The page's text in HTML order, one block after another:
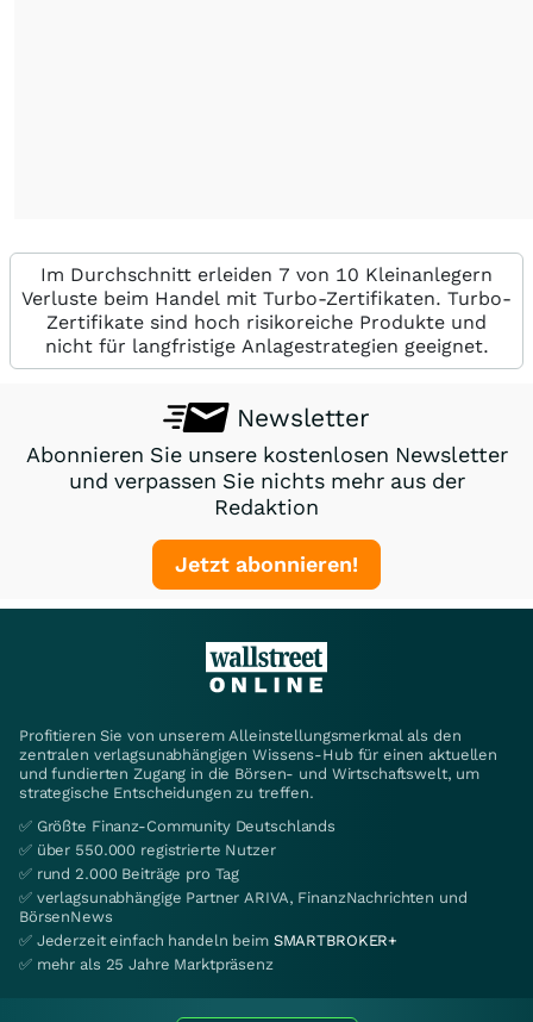
Im Durchschnitt erleiden 7 von 10 Kleinanlegern
Verluste beim Handel mit Turbo-Zertifikaten. Turbo-
Zertifikate sind hoch risikoreiche Produkte und
nicht für langfristige Anlagestrategien geeignet.
Newsletter
Abonnieren Sie unsere kostenlosen Newsletter
und verpassen Sie nichts mehr aus der
Redaktion
Jetzt abonnieren!
Profitieren Sie von unserem Alleinstellungsmerkmal als den
zentralen verlagsunabhängigen Wissens-Hub für einen aktuellen
und fundierten Zugang in die Börsen- und Wirtschaftswelt, um
strategische Entscheidungen zu treffen.
✅ Größte Finanz-Community Deutschlands
✅ über 550.000 registrierte Nutzer
✅ rund 2.000 Beiträge pro Tag
✅ verlagsunabhängige Partner ARIVA, FinanzNachrichten und
BörsenNews
✅ Jederzeit einfach handeln beim SMARTBROKER+
✅ mehr als 25 Jahre Marktpräsenz